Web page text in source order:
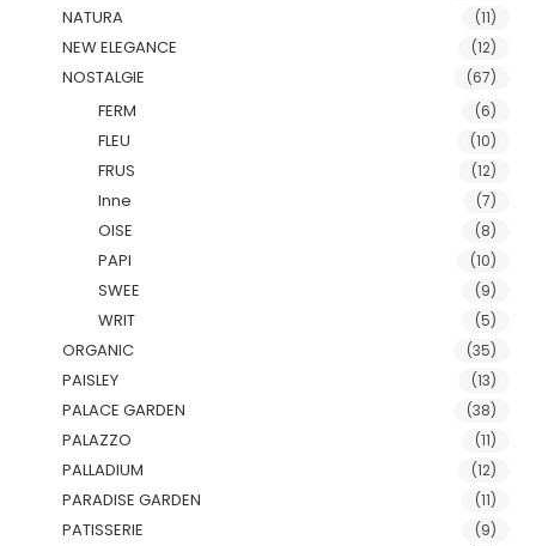
NATURA (11)
NEW ELEGANCE (12)
NOSTALGIE (67)
FERM (6)
FLEU (10)
FRUS (12)
Inne (7)
OISE (8)
PAPI (10)
SWEE (9)
WRIT (5)
ORGANIC (35)
PAISLEY (13)
PALACE GARDEN (38)
PALAZZO (11)
PALLADIUM (12)
PARADISE GARDEN (11)
PATISSERIE (9)